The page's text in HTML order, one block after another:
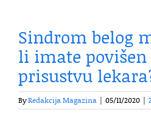
Sindrom belog
li imate
prisustvu
ByRedakcija Magazina 05/11/2020